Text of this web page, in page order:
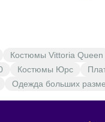
Костюмы Vittoria Queen
Костюмы Юрс
Одежда больших